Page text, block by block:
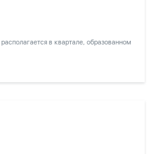
в квартале, образованном